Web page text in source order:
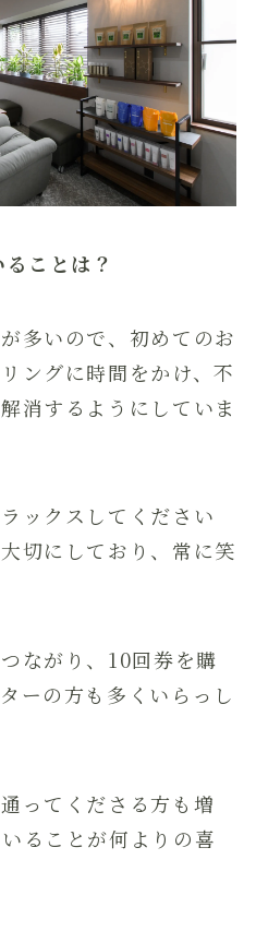
ことは？
多いので、初めてのお
ングに時間をかけ、不
消するようにしていま
ックスしてください
切にしており、常に笑
ながり、10回券を購
ーの方も多くいらっし
ってくださる方も増
ることが何よりの喜